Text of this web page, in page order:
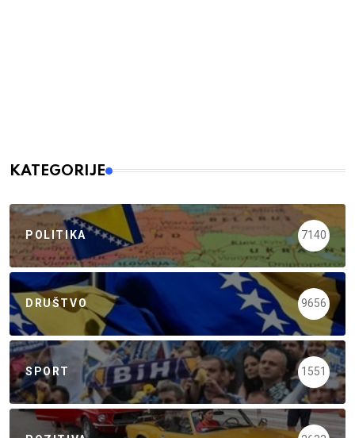
KATEGORIJE
POLITIKA 7140
DRUŠTVO 9656
SPORT 1551